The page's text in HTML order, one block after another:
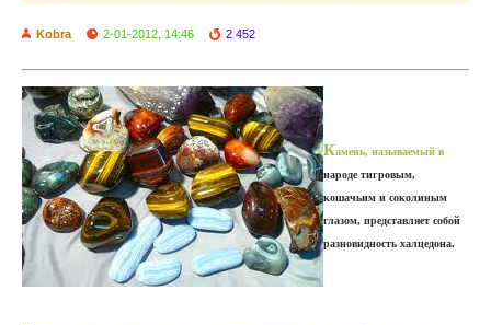
Kobra 2-01-2012, 14:46 2 452
Камень, называемый в
народе тигровым,
кошачьим и соколиным
глазом, представляет собой
разновидность халцедона.